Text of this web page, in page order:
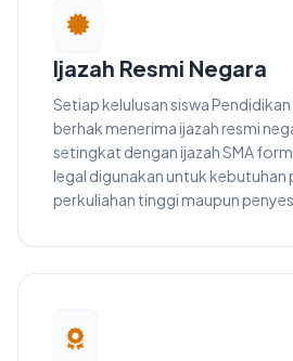
Ijazah Resmi Negara
Setiap kelulusan siswa
berhak menerima ijazah resmi
setingkat dengan ijazah SMA
legal digunakan untuk kebutuhan
perkuliahan tinggi maupun